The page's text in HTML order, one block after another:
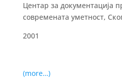
Центар за документација
современата уметност,
2001
(more…)